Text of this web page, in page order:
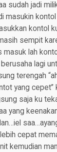
sudah jadi
masukin kontol
kontol
sempit
lah
lagi
terengah
yang cepet”
saja ku
yang
cepat
kemudian